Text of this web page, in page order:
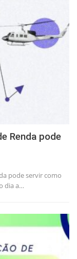
Renda pode
pode servir como
dia a…